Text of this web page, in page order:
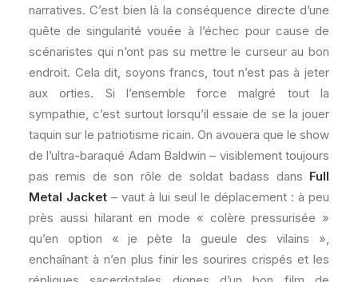
narratives. C’est bien là la conséquence directe d’une
quête de singularité vouée à l’échec pour cause de
scénaristes qui n’ont pas su mettre le curseur au bon
endroit. Cela dit, soyons francs, tout n’est pas à jeter
aux orties. Si l’ensemble force malgré tout la
sympathie, c’est surtout lorsqu’il essaie de se la jouer
taquin sur le patriotisme ricain. On avouera que le show
de l’ultra-baraqué Adam Baldwin – visiblement toujours
pas remis de son rôle de soldat badass dans Full
Metal Jacket – vaut à lui seul le déplacement : à peu
près aussi hilarant en mode « colère pressurisée »
qu’en option « je pète la gueule des vilains »,
enchaînant à n’en plus finir les sourires crispés et les